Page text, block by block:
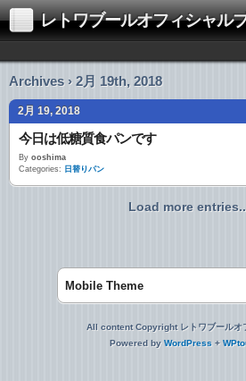
レトワブールオフィシャル
Archives › 2月 19th, 2018
2月 19, 2018
今日は低糖質食パンです
By ooshima
Categories: 日替りパン
Load more
Mobile Theme
All content Copyright レトワブールオ
Powered by WordPress +